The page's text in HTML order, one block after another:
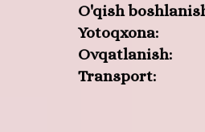
O'qish
Yotoqxona:
Ovqatlanish:
Transport: